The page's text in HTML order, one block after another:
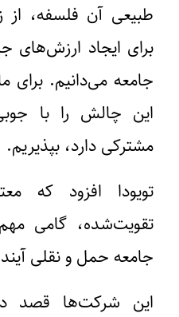
طبیعی آن فلسفه، از
برای ایجاد ارزش‌های
جامعه می‌دانیم. برای
این چالش را با
مشترکی دارد، بپذیریم.
تویودا افزود که
تقویت‌شده، گامی
جامعه حمل و نقلی
این شرکت‌ها قصد